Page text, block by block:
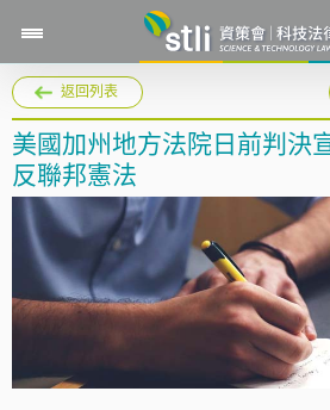
返回列表
美國加州地方法院日前判決
反聯邦憲法